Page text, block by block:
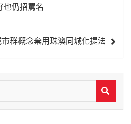
也仍招罵名
群概念棄用珠澳同城化提法